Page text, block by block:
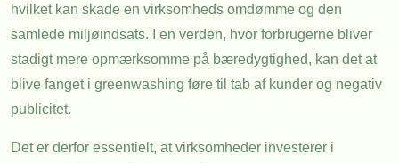
hvilket kan skade en virksomheds omdømme og den
samlede miljøindsats. I en verden, hvor forbrugerne bliver
stadigt mere opmærksomme på bæredygtighed, kan det at
blive fanget i greenwashing føre til tab af kunder og negativ
publicitet.
Det er derfor essentielt, at virksomheder investerer i